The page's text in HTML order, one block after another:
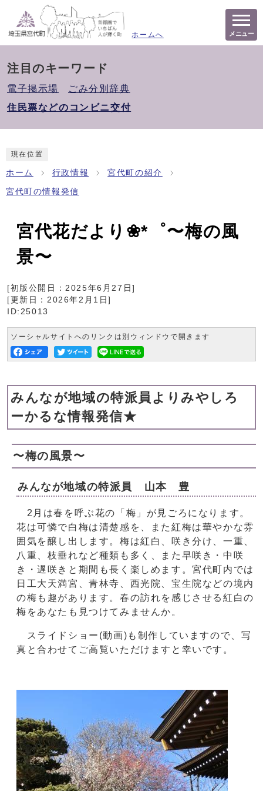
ホームへ メニュー
注目のキーワード
電子掲示場
ごみ分別辞典
住民票などのコンビニ交付
現在位置
ホーム 行政情報 宮代町の紹介
宮代町の情報発信
宮代花だより❀*゜〜梅の風
景〜
[初版公開日：2025年6月27日]
[更新日： 2026年2月1日]
ID:25013
ソーシャルサイトへのリンクは別ウィンドウで開きます
みんなが地域の特派員よりみやしろ
ーかるな情報発信★
〜梅の風景〜
みんなが地域の特派員 山本 豊
2月は春を呼ぶ花の「梅」が見ごろになります。
花は可憐で白梅は清楚感を、また紅梅は華やかな雰
囲気を醸し出します。梅は紅白、咲き分け、一重、
八重、枝垂れなど種類も多く、また早咲き・中咲
き・遅咲きと期間も長く楽しめます。宮代町内では
日工大天満宮、青林寺、西光院、宝生院などの境内
の梅も趣があります。春の訪れを感じさせる紅白の
梅をあなたも見つけてみませんか。
スライドショー(動画)も制作していますので、写
真と合わせてご高覧いただけますと幸いです。